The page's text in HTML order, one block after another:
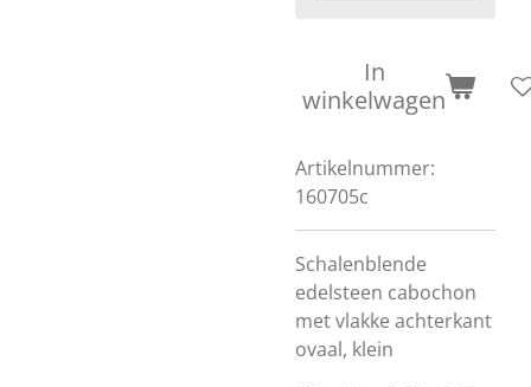
In
winkelwagen
Artikelnummer:
160705c
Schalenblende
edelsteen cabochon
met vlakke achterkant
ovaal, klein